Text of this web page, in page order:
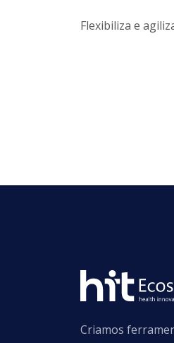
Flexibiliza e
Criamos